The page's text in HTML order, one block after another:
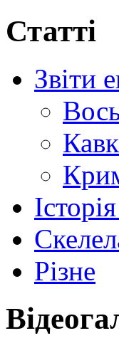
Статті
Звіти
Різне